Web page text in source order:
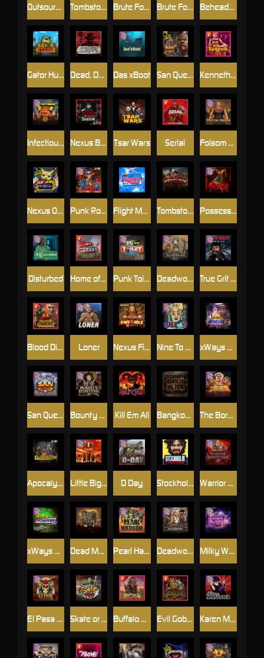
Nexus Blood & Shadow
Kill Em All
Blood Diamond
Dead, Dead, or Deader
Nexus Fire In The Hole xBomb
Dead Men Walking
Tsar Wars
Brute Force
Home of the Brave
Tombstone Slaughter
San Quentin 2: Death Row
Skate or Die
Stockholm Syndrome
Apocalypse Super xNudge
Outsourced
Punk Rocker 2
Deadwood R.I.P
Beheaded
Bangkok Hilton
Brute Force: Alien Onslaught
Nexus Outsourced
Gator Hunters
Loner
Kenneth Must Die
Tombstone RIP
Folsom Prison
Das xBoot
xWays Hoarder 2
Nine To Five
Bounty Hunters xNudge®
El Pasa Gunfight xNudge
Warrior Graveyard xNudge
Flight Mode
Little Bighorn
Evil Goblins xBomb
San Quentin xWays
Serial
Punk Toilet
Possessed
Deadwood xNudge
Disturbed
Buffalo Hunter
Milky Ways
Pearl Harbor
Infectious 5 xWays
True Grit Redemption
xWays Hoarder xSplit
Karen Maneater
D Day
The Border